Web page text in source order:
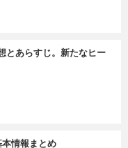
とあらすじ。新たなヒー
本情報まとめ